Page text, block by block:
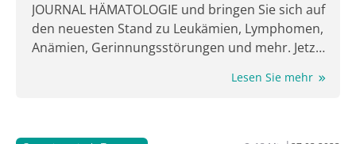
JOURNAL HÄMATOLOGIE und bringen Sie sich auf
den neuesten Stand zu Leukämien, Lymphomen,
Anämien, Gerinnungsstörungen und mehr. Jetzt
Lesen Sie mehr